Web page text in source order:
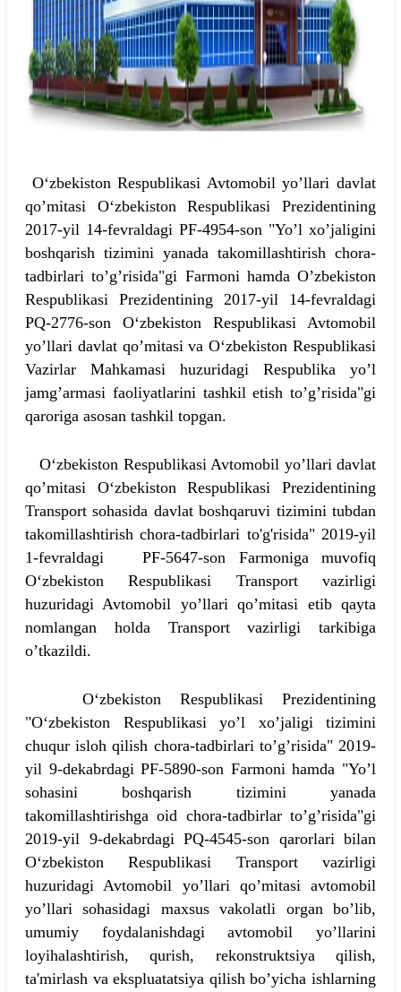
Oʻzbekiston Respublikasi Avtomobil yo’llari davlat
qo’mitasi Oʻzbekiston Respublikasi Prezidentining
2017-yil 14-fevraldagi PF-4954-son "Yo’l xo’jaligini
boshqarish tizimini yanada takomillashtirish chora-
tadbirlari to’g’risida"gi Farmoni hamda O’zbekiston
Respublikasi Prezidentining 2017-yil 14-fevraldagi
PQ-2776-son Oʻzbekiston Respublikasi Avtomobil
yo’llari davlat qo’mitasi va Oʻzbekiston Respublikasi
Vazirlar Mahkamasi huzuridagi Respublika yo’l
jamg’armasi faoliyatlarini tashkil etish to’g’risida"gi
qaroriga asosan tashkil topgan.
Oʻzbekiston Respublikasi Avtomobil yo’llari davlat
qo’mitasi Oʻzbekiston Respublikasi Prezidentining
Transport sohasida davlat boshqaruvi tizimini tubdan
takomillashtirish chora-tadbirlari to'g'risida" 2019-yil
1-fevraldagi PF-5647-son Farmoniga muvofiq
Oʻzbekiston Respublikasi Transport vazirligi
huzuridagi Avtomobil yo’llari qo’mitasi etib qayta
nomlangan holda Transport vazirligi tarkibiga
o’tkazildi.
Oʻzbekiston Respublikasi Prezidentining
"Oʻzbekiston Respublikasi yo’l xo’jaligi tizimini
chuqur isloh qilish chora-tadbirlari to’g’risida" 2019-
yil 9-dekabrdagi PF-5890-son Farmoni hamda "Yo’l
sohasini boshqarish tizimini yanada
takomillashtirishga oid chora-tadbirlar to’g’risida"gi
2019-yil 9-dekabrdagi PQ-4545-son qarorlari bilan
Oʻzbekiston Respublikasi Transport vazirligi
huzuridagi Avtomobil yo’llari qo’mitasi avtomobil
yo’llari sohasidagi maxsus vakolatli organ bo’lib,
umumiy foydalanishdagi avtomobil yo’llarini
loyihalashtirish, qurish, rekonstruktsiya qilish,
ta'mirlash va ekspluatatsiya qilish bo’yicha ishlarning